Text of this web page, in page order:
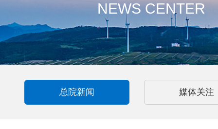
NEWS CENTER
总院新闻 媒体关注